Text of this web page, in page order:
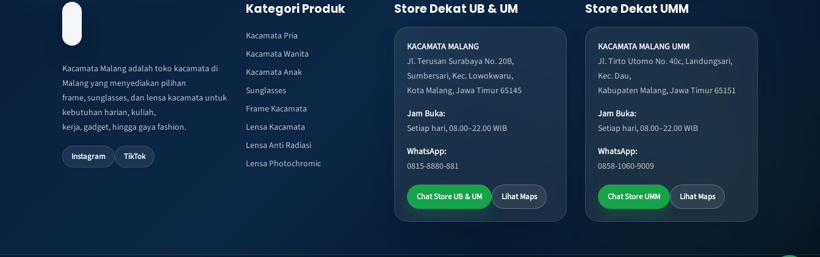
Kacamata Malang adalah toko kacamata di
Malang yang menyediakan pilihan
frame, sunglasses, dan lensa kacamata untuk
kebutuhan harian, kuliah,
kerja, gadget, hingga gaya fashion.
Instagram TikTok
Kategori Produk
Kacamata Pria
Kacamata Wanita
Kacamata Anak
Sunglasses
Frame Kacamata
Lensa Kacamata
Lensa Anti Radiasi
Lensa Photochromic
Store Dekat UB & UM
KACAMATA MALANG
Jl. Terusan Surabaya No. 20B,
Sumbersari, Kec. Lowokwaru,
Kota Malang, Jawa Timur 65145
Jam Buka:
Setiap hari, 08.00–22.00 WIB
WhatsApp:
0815-8880-881
Chat Store UB & UM Lihat Maps
Store Dekat UMM
KACAMATA MALANG UMM
Jl. Tirto Utomo No. 40c, Landungsari,
Kec. Dau,
Kabupaten Malang, Jawa Timur 65151
Jam Buka:
Setiap hari, 08.00–22.00 WIB
WhatsApp:
0858-1060-9009
Chat Store UMM Lihat Maps